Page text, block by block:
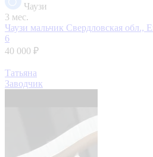
Чаузи
3 мес.
Чаузи мальчик Свердловская обл.,
6
40 000 ₽
Татьяна
Заводчик